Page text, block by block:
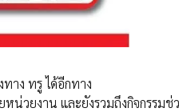
าง ทรู ได้อีกทาง
วยงาน และยังรวมถึงกิจกรรมช่